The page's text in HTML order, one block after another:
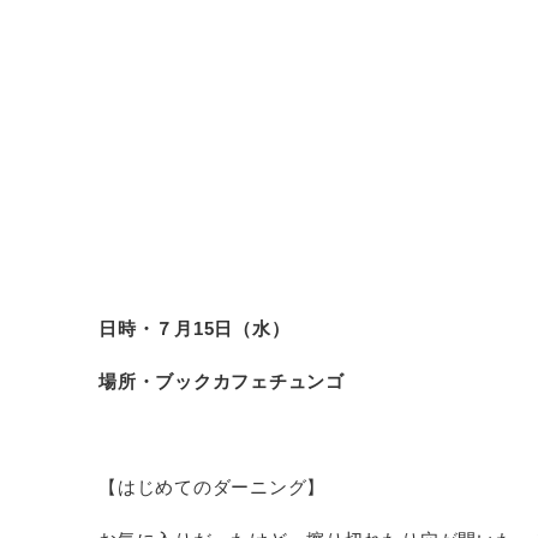
日時・７月15日（水）
場所・ブックカフェチュンゴ
【はじめてのダーニング】